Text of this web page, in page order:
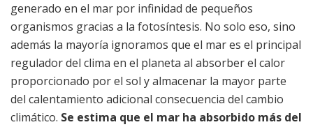
generado en el mar por infinidad de pequeños
organismos gracias a la fotosíntesis. No solo eso, sino
además la mayoría ignoramos que el mar es el principal
regulador del clima en el planeta al absorber el calor
proporcionado por el sol y almacenar la mayor parte
del calentamiento adicional consecuencia del cambio
climático. Se estima que el mar ha absorbido más del